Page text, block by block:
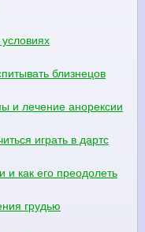
близнецов
и лечение анорексии
играть в дартс
и как его преодолеть
грудью